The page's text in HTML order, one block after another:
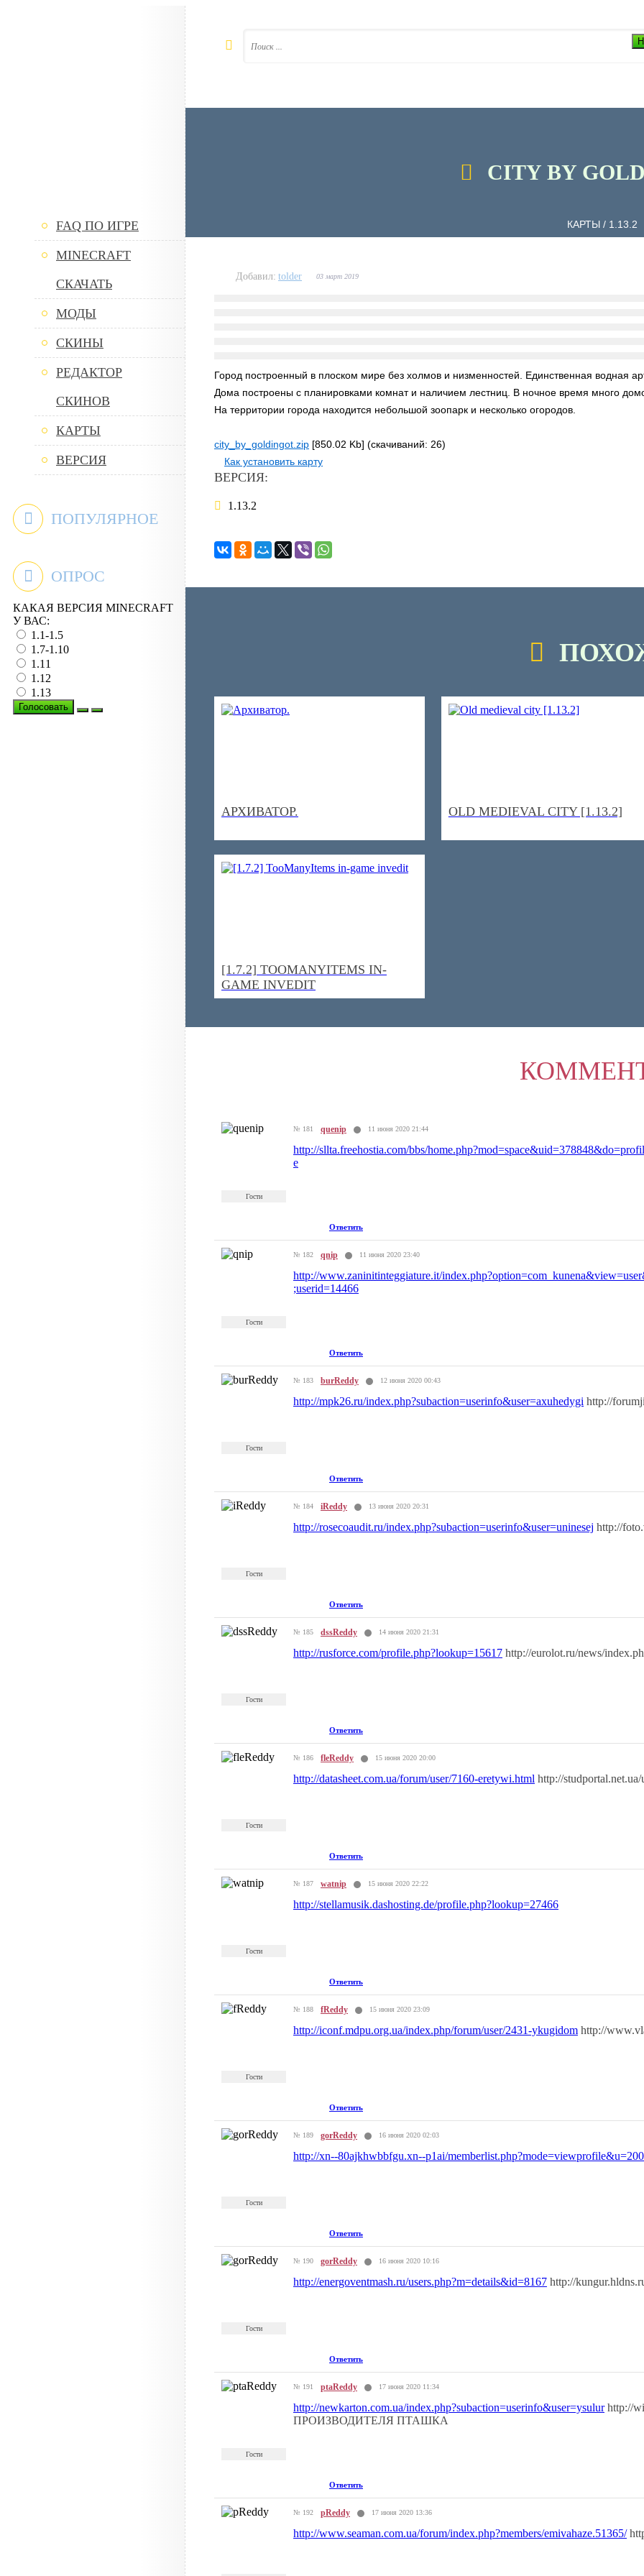
FAQ ПО ИГРЕ
MINECRAFT
СКАЧАТЬ
МОДЫ
СКИНЫ
РЕДАКТОР
СКИНОВ
КАРТЫ
ВЕРСИЯ
ПОПУЛЯРНОЕ
ОПРОС
КАКАЯ ВЕРСИЯ MINECRAFT
У ВАС:
1.1-1.5
1.7-1.10
1.11
1.12
1.13
Голосовать
CITY BY
Добавил: tolder 03 март 2019
Город построенный в плоском мире без холмов и низменностей. Единственная водная
Дома построены с планировками комнат и наличием лестниц. В ночное время много
На территории города находится небольшой зоопарк и несколько огородов.
city_by_goldingot.zip [850.02 Kb] (cкачиваний: 26)
Как установить карту
ВЕРСИЯ:
1.13.2
АРХИВАТОР. OLD MEDIEVAL CITY [1.13.2]
[1.7.2] TOOMANYITEMS IN-
GAME INVEDIT
Гости
№ 181 quenip 11 июня 2020 21:44
http://sllta.freehostia.com/bbs/home.php?mod=space&uid=378848&do=profil
e
Ответить
Гости
№ 182 qnip 11 июня 2020 23:40
http://www.zaninitinteggiature.it/
;userid=14466
Ответить
Гости
№ 183 burReddy 12 июня 2020 00:43
http://mpk26.ru/index.php?subaction=userinfo&user=axuhedygi http://
Ответить
Гости
№ 184 iReddy 13 июня 2020 20:31
http://rosecoaudit.ru/index.php?subaction=userinfo&user=uninesej http://
Ответить
Гости
№ 185 dssReddy 14 июня 2020 21:31
http://rusforce.com/profile.php?lookup=15617 http://eurolot.ru/news/
Ответить
Гости
№ 186 fleReddy 15 июня 2020 20:00
http://datasheet.com.ua/forum/user/7160-eretywi.html http://
Ответить
Гости
№ 187 watnip 15 июня 2020 22:22
http://stellamusik.dashosting.de/profile.php?lookup=27466
Ответить
Гости
№ 188 fReddy 15 июня 2020 23:09
http://iconf.mdpu.org.ua/index.php/forum/user/2431-ykugidom http://
Ответить
Гости
№ 189 gorReddy 16 июня 2020 02:03
http://xn--80ajkhwbbfgu.xn--p1ai/
Ответить
Гости
№ 190 gorReddy 16 июня 2020 10:16
http://energoventmash.ru/users.php?m=details&id=8167 http://
Ответить
Гости
№ 191 ptaReddy 17 июня 2020 11:34
http://newkarton.com.ua/index.php?subaction=userinfo&user=ysulurhttp://
ПРОИЗВОДИТЕЛЯ ПТАШКА
Ответить
№ 192 pReddy 17 июня 2020 13:36
http://www.seaman.com.ua/forum/index.php?members/emivahaze.51365/